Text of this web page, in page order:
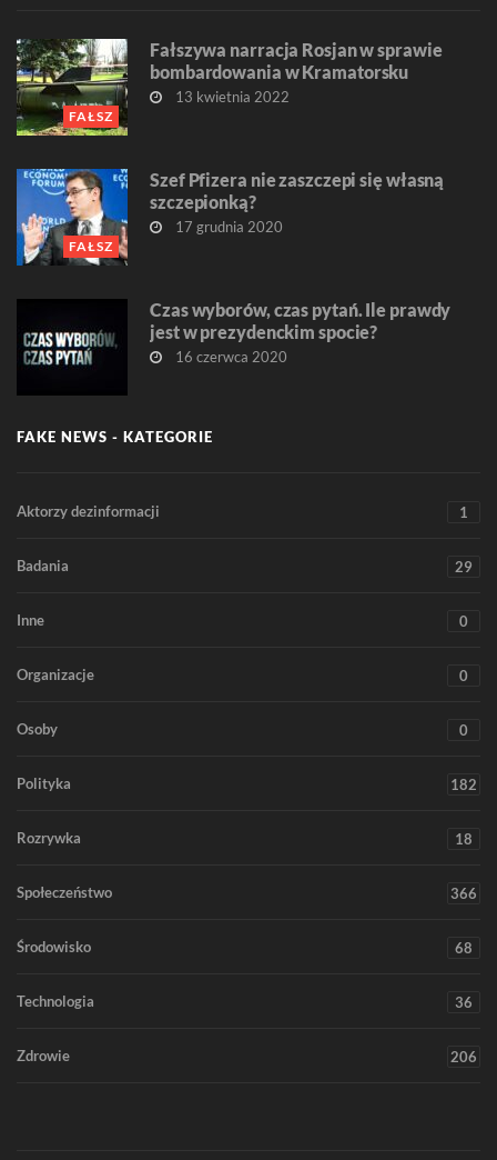
FAŁSZ
Fałszywa narracja Rosjan w sprawie
bombardowania w Kramatorsku
13 kwietnia 2022
FAŁSZ
Szef Pfizera nie zaszczepi się własną
szczepionką?
17 grudnia 2020
Czas wyborów, czas pytań. Ile prawdy
jest w prezydenckim spocie?
16 czerwca 2020
FAKE NEWS - KATEGORIE
Aktorzy dezinformacji 1
Badania 29
Inne 0
Organizacje 0
Osoby 0
Polityka 182
Rozrywka 18
Społeczeństwo 366
Środowisko 68
Technologia 36
Zdrowie 206